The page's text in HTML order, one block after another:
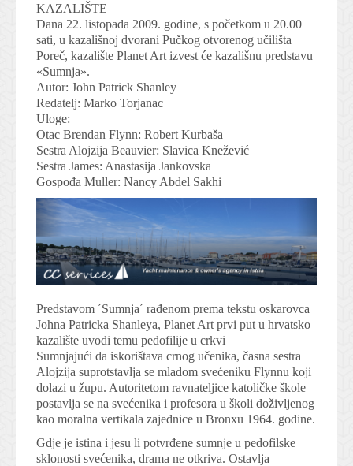
KAZALIŠTE
Dana 22. listopada 2009. godine, s početkom u 20.00
sati, u kazališnoj dvorani Pučkog otvorenog učilišta
Poreč, kazalište Planet Art izvest će kazališnu predstavu
«Sumnja».
Autor: John Patrick Shanley
Redatelj: Marko Torjanac
Uloge:
Otac Brendan Flynn: Robert Kurbaša
Sestra Alojzija Beauvier: Slavica Knežević
Sestra James: Anastasija Jankovska
Gospođa Muller: Nancy Abdel Sakhi
Predstavom ´Sumnja´ rađenom prema tekstu oskarovca
Johna Patricka Shanleya, Planet Art prvi put u hrvatsko
kazalište uvodi temu pedofilije u crkvi
Sumnjajući da iskorištava crnog učenika, časna sestra
Alojzija suprotstavlja se mladom svećeniku Flynnu koji
dolazi u župu. Autoritetom ravnateljice katoličke škole
postavlja se na svećenika i profesora u školi doživljenog
kao moralna vertikala zajednice u Bronxu 1964. godine.
Gdje je istina i jesu li potvrđene sumnje u pedofilske
sklonosti svećenika, drama ne otkriva. Ostavlja